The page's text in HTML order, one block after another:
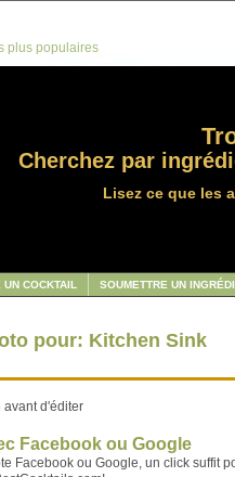
plus populaires
Cherchez par
Lisez ce que les
COCKTAIL SOUMETTRE UN
pour: Kitchen Sink
avant d'éditer
Facebook ou Google
Facebook ou Google, un click suffit